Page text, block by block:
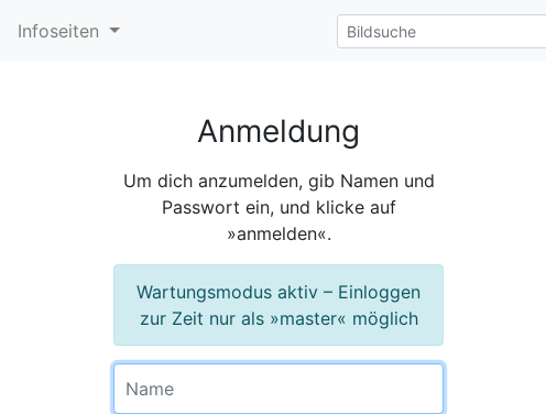
Infoseiten
Anmeldung
Um dich anzumelden, gib Namen und
Passwort ein, und klicke auf
»anmelden«.
Wartungsmodus aktiv – Einloggen
zur Zeit nur als »master« möglich